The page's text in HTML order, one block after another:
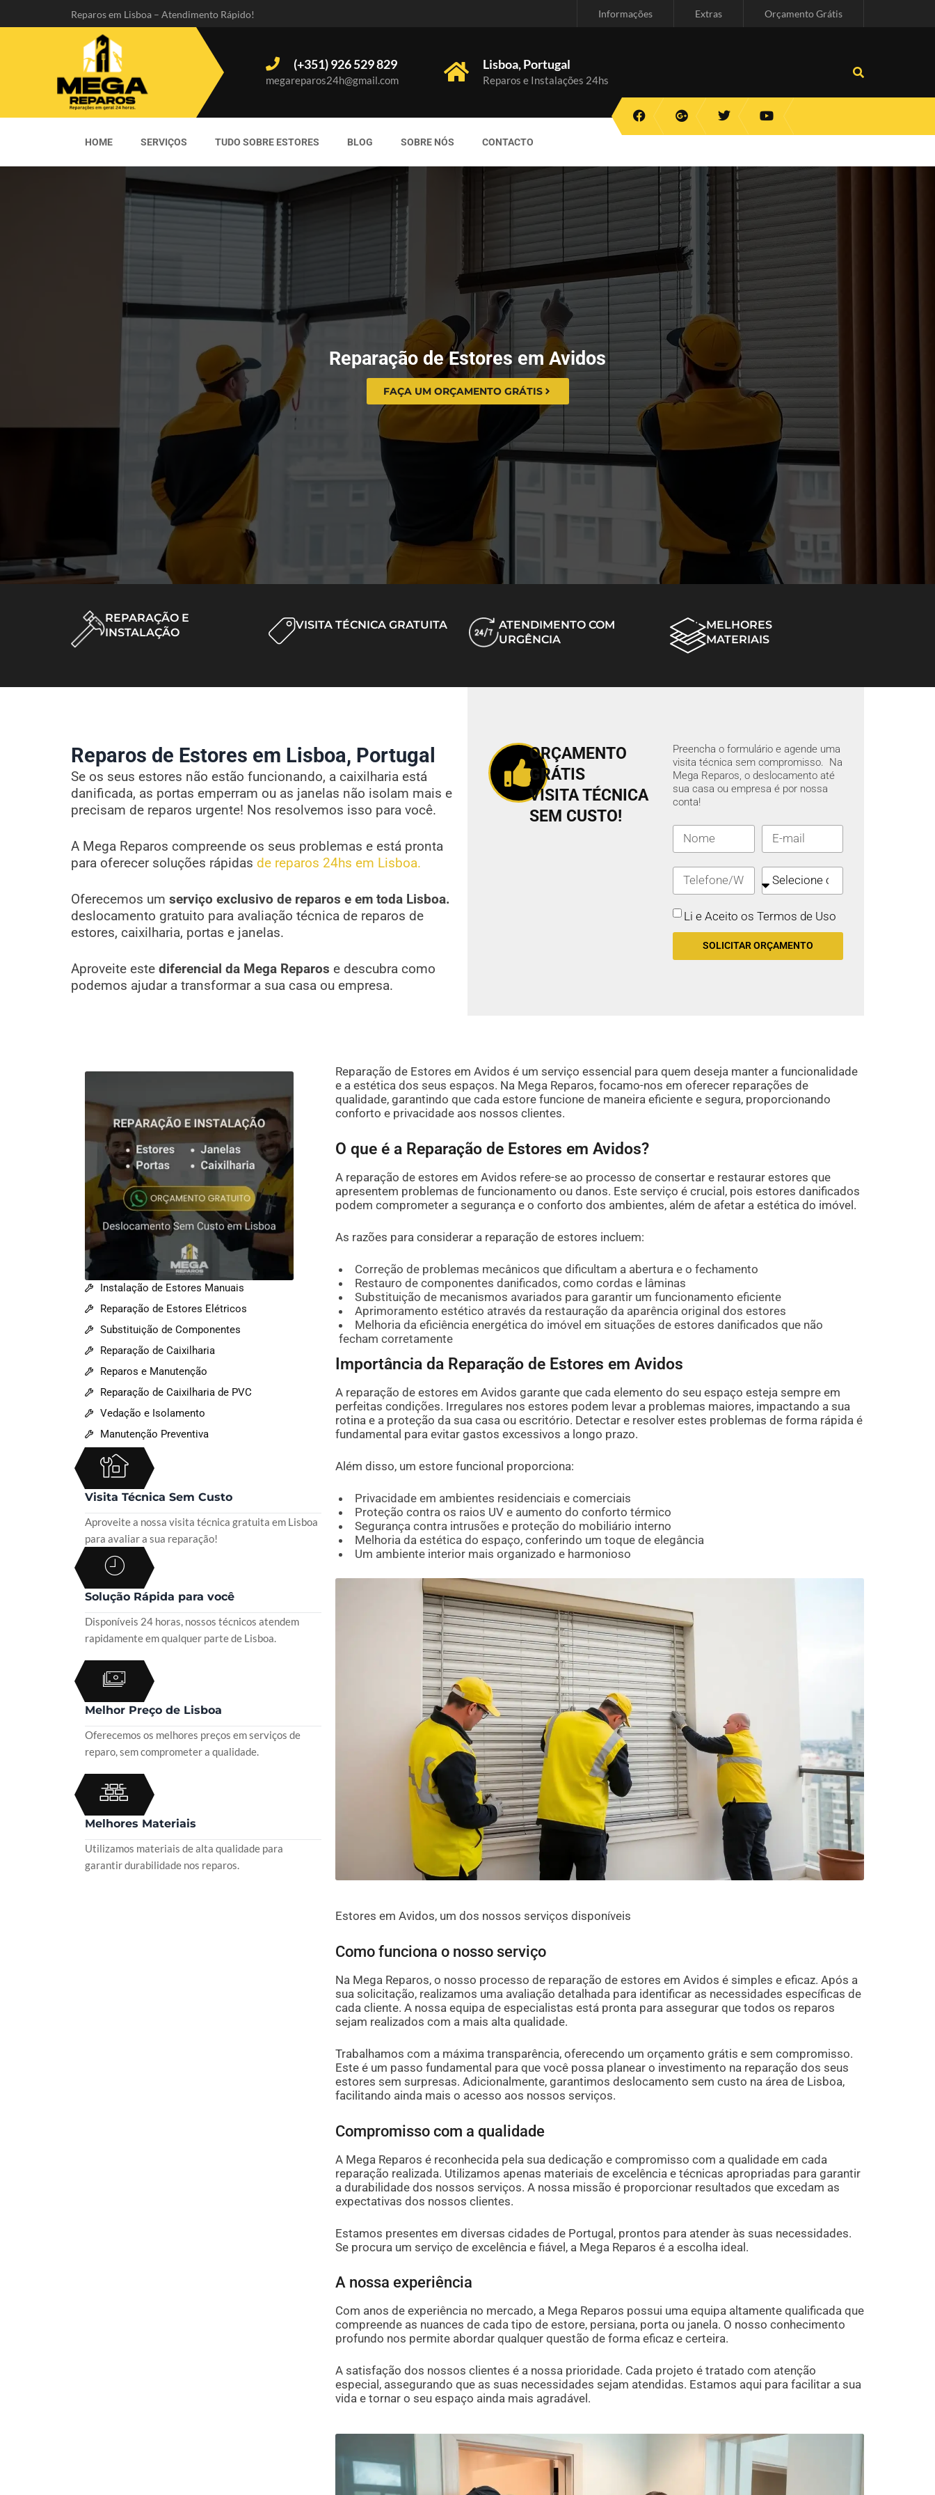
Reparos em Lisboa – Atendimento Rápido! Informações Extras Orçamento Grátis
(+351) 926 529 829
megareparos24h@gmail.com
Lisboa, Portugal
Reparos e Instalações 24hs
HOME SERVIÇOS TUDO SOBRE ESTORES BLOG SOBRE NÓS CONTACTO
Reparação de Estores em Avidos
FAÇA UM ORÇAMENTO GRÁTIS
REPARAÇÃO E
INSTALAÇÃO
VISITA TÉCNICA GRATUITA
ATENDIMENTO COM
URGÊNCIA
MELHORES
MATERIAIS
Reparos de Estores em Lisboa, Portugal
Se os seus estores não estão funcionando, a caixilharia está
danificada, as portas emperram ou as janelas não isolam mais e
precisam de reparos urgente! Nos resolvemos isso para você.
A Mega Reparos compreende os seus problemas e está pronta
para oferecer soluções rápidas de reparos 24hs em Lisboa.
Oferecemos um serviço exclusivo de reparos e em toda Lisboa.
deslocamento gratuito para avaliação técnica de reparos de
estores, caixilharia, portas e janelas.
Aproveite este diferencial da Mega Reparos e descubra como
podemos ajudar a transformar a sua casa ou empresa.
ORÇAMENTO
GRÁTIS
VISITA TÉCNICA
SEM CUSTO!
Preencha o formulário e agende uma
visita técnica sem compromisso. Na
Mega Reparos, o deslocamento até
sua casa ou empresa é por nossa
conta!
Li e Aceito os Termos de Uso
SOLICITAR ORÇAMENTO
Instalação de Estores Manuais
Reparação de Estores Elétricos
Substituição de Componentes
Reparação de Caixilharia
Reparos e Manutenção
Reparação de Caixilharia de PVC
Vedação e Isolamento
Manutenção Preventiva
Visita Técnica Sem Custo
Aproveite a nossa visita técnica gratuita em Lisboa
para avaliar a sua reparação!
Solução Rápida para você
Disponíveis 24 horas, nossos técnicos atendem
rapidamente em qualquer parte de Lisboa.
Melhor Preço de Lisboa
Oferecemos os melhores preços em serviços de
reparo, sem comprometer a qualidade.
Melhores Materiais
Utilizamos materiais de alta qualidade para
garantir durabilidade nos reparos.
Reparação de Estores em Avidos é um serviço essencial para quem deseja manter a funcionalidade
e a estética dos seus espaços. Na Mega Reparos, focamo-nos em oferecer reparações de
qualidade, garantindo que cada estore funcione de maneira eficiente e segura, proporcionando
conforto e privacidade aos nossos clientes.
O que é a Reparação de Estores em Avidos?
A reparação de estores em Avidos refere-se ao processo de consertar e restaurar estores que
apresentem problemas de funcionamento ou danos. Este serviço é crucial, pois estores danificados
podem comprometer a segurança e o conforto dos ambientes, além de afetar a estética do imóvel.
As razões para considerar a reparação de estores incluem:
Correção de problemas mecânicos que dificultam a abertura e o fechamento
Restauro de componentes danificados, como cordas e lâminas
Substituição de mecanismos avariados para garantir um funcionamento eficiente
Aprimoramento estético através da restauração da aparência original dos estores
Melhoria da eficiência energética do imóvel em situações de estores danificados que não
fecham corretamente
Importância da Reparação de Estores em Avidos
A reparação de estores em Avidos garante que cada elemento do seu espaço esteja sempre em
perfeitas condições. Irregulares nos estores podem levar a problemas maiores, impactando a sua
rotina e a proteção da sua casa ou escritório. Detectar e resolver estes problemas de forma rápida é
fundamental para evitar gastos excessivos a longo prazo.
Além disso, um estore funcional proporciona:
Privacidade em ambientes residenciais e comerciais
Proteção contra os raios UV e aumento do conforto térmico
Segurança contra intrusões e proteção do mobiliário interno
Melhoria da estética do espaço, conferindo um toque de elegância
Um ambiente interior mais organizado e harmonioso
Estores em Avidos, um dos nossos serviços disponíveis
Como funciona o nosso serviço
Na Mega Reparos, o nosso processo de reparação de estores em Avidos é simples e eficaz. Após a
sua solicitação, realizamos uma avaliação detalhada para identificar as necessidades específicas de
cada cliente. A nossa equipa de especialistas está pronta para assegurar que todos os reparos
sejam realizados com a mais alta qualidade.
Trabalhamos com a máxima transparência, oferecendo um orçamento grátis e sem compromisso.
Este é um passo fundamental para que você possa planear o investimento na reparação dos seus
estores sem surpresas. Adicionalmente, garantimos deslocamento sem custo na área de Lisboa,
facilitando ainda mais o acesso aos nossos serviços.
Compromisso com a qualidade
A Mega Reparos é reconhecida pela sua dedicação e compromisso com a qualidade em cada
reparação realizada. Utilizamos apenas materiais de excelência e técnicas apropriadas para garantir
a durabilidade dos nossos serviços. A nossa missão é proporcionar resultados que excedam as
expectativas dos nossos clientes.
Estamos presentes em diversas cidades de Portugal, prontos para atender às suas necessidades.
Se procura um serviço de excelência e fiável, a Mega Reparos é a escolha ideal.
A nossa experiência
Com anos de experiência no mercado, a Mega Reparos possui uma equipa altamente qualificada que
compreende as nuances de cada tipo de estore, persiana, porta ou janela. O nosso conhecimento
profundo nos permite abordar qualquer questão de forma eficaz e certeira.
A satisfação dos nossos clientes é a nossa prioridade. Cada projeto é tratado com atenção
especial, assegurando que as suas necessidades sejam atendidas. Estamos aqui para facilitar a sua
vida e tornar o seu espaço ainda mais agradável.